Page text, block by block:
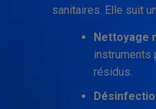
sanitaires. Elle suit
Nettoyage
instruments
résidus.